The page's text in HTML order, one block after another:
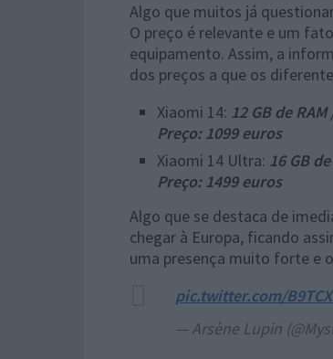
Algo que muitos já
O preço é relevante e um
equipamento. Assim, a
dos preços a que os
Xiaomi 14: 12 GB de RAM
Preço: 1099 euros
Xiaomi 14 Ultra: 16 GB
Preço: 1499 euros
Algo que se destaca de
chegar à Europa, ficando
uma presença muito forte e
pic.twitter.com/
— Arsène Lupin